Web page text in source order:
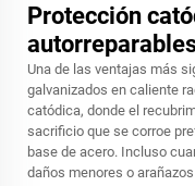
Protección
Una de las ventajas más
galvanizados en caliente
catódica, donde el
sacrificio que se corroe
base de acero. Incluso
daños menores o